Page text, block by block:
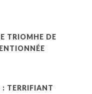
TRIOMHE DE
TERRIFIANT